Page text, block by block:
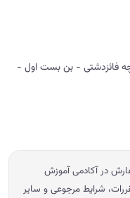
فائزدشتی - بن بست اول -
در آکادمی آموزش
شرایط مرجوعی و سایر